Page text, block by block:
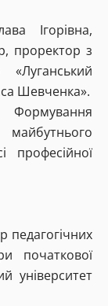
Ігорівна,
проректор з
Шевченка».
Формування
професійної
педагогічних
початкової
університет